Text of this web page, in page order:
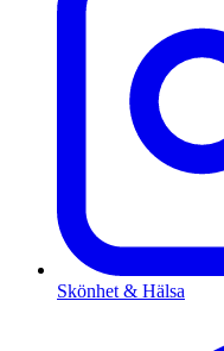
Skönhet & Hälsa